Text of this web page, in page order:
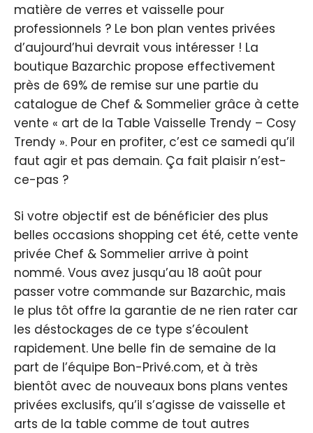
matière de verres et vaisselle pour
professionnels ? Le bon plan ventes privées
d’aujourd’hui devrait vous intéresser ! La
boutique Bazarchic propose effectivement
près de 69% de remise sur une partie du
catalogue de Chef & Sommelier grâce à cette
vente « art de la Table Vaisselle Trendy – Cosy
Trendy ». Pour en profiter, c’est ce samedi qu’il
faut agir et pas demain. Ça fait plaisir n’est-
ce-pas ?
Si votre objectif est de bénéficier des plus
belles occasions shopping cet été, cette vente
privée Chef & Sommelier arrive à point
nommé. Vous avez jusqu’au 18 août pour
passer votre commande sur Bazarchic, mais
le plus tôt offre la garantie de ne rien rater car
les déstockages de ce type s’écoulent
rapidement. Une belle fin de semaine de la
part de l’équipe Bon-Privé.com, et à très
bientôt avec de nouveaux bons plans ventes
privées exclusifs, qu’il s’agisse de vaisselle et
arts de la table comme de tout autres